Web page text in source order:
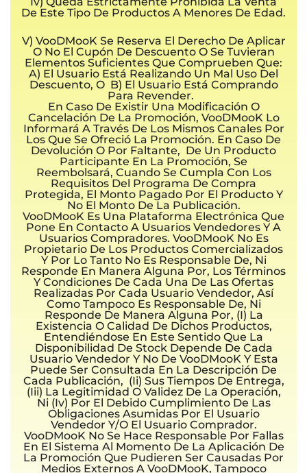
De Este Tipo De Productos A Menores De Edad.
V) VooDMooK Se Reserva El Derecho De Aplicar
O No El Cupón De Descuento O Se Tuvieran
Elementos Suficientes Que Comprueben Que:
A) El Usuario Está Realizando Un Mal Uso Del
Descuento, O B) El Usuario Está Comprando
Para Revender.
En Caso De Existir Una Modificación O
Cancelación De La Promoción, VooDMooK Lo
Informará A Través De Los Mismos Canales Por
Los Que Se Ofreció La Promoción. En Caso De
Devolución O Por Faltante, De Un Producto
Participante En La Promoción, Se
Reembolsará, Cuando Se Cumpla Con Los
Requisitos Del Programa De Compra
Protegida, El Monto Pagado Por El Producto Y
No El Monto De La Publicación.
VooDMooK Es Una Plataforma Electrónica Que
Pone En Contacto A Usuarios Vendedores Y A
Usuarios Compradores. VooDMooK No Es
Propietario De Los Productos Comercializados
Y Por Lo Tanto No Es Responsable De, Ni
Responde En Manera Alguna Por, Los Términos
Y Condiciones De Cada Una De Las Ofertas
Realizadas Por Cada Usuario Vendedor, Así
Como Tampoco Es Responsable De, Ni
Responde De Manera Alguna Por, (i) La
Existencia O Calidad De Dichos Productos,
Entendiéndose En Este Sentido Que La
Disponibilidad De Stock Depende De Cada
Usuario Vendedor Y No De VooDMooK Y Esta
Puede Ser Consultada En La Descripción De
Cada Publicación, (ii) Sus Tiempos De Entrega,
(iii) La Legitimidad O Validez De La Operación,
Ni (iv) Por El Debido Cumplimiento De Las
Obligaciones Asumidas Por El Usuario
Vendedor Y/o El Usuario Comprador.
VooDMooK No Se Hace Responsable Por Fallas
En El Sistema Al Momento De La Aplicación De
La Promoción Que Pudieren Ser Causadas Por
Medios Externos A VooDMooK, Tampoco